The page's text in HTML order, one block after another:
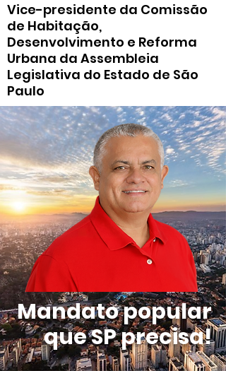
Vice-presidente da Comissão
de Habitação,
Desenvolvimento e Reforma
Urbana da Assembleia
Legislativa do Estado de São
Paulo
Mandato popular
que SP precisa!